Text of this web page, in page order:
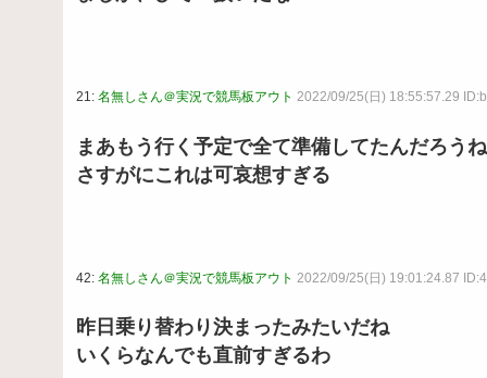
21: 名無しさん＠実況で競馬板アウト 2022/09/25(日) 18:55:57.29
まあもう行く予定で全て準備してたんだろうね
さすがにこれは可哀想すぎる
42: 名無しさん＠実況で競馬板アウト 2022/09/25(日) 19:01:24.87
昨日乗り替わり決まったみたいだね
いくらなんでも直前すぎるわ